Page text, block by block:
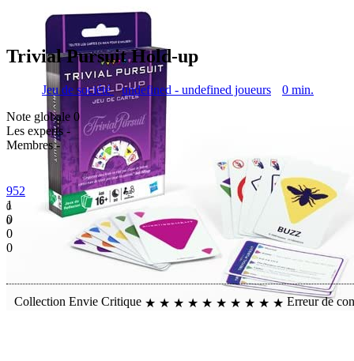
Trivial Pursuit Hold-up
Jeu de société undefined - undefined joueurs
0 min.
Note globale 0
Les experts -
0
Membres -
0
952
1
0
0
0
Collection Envie Critique ★ ★ ★ ★ ★ ★ ★ ★ ★ ★ Erreur de